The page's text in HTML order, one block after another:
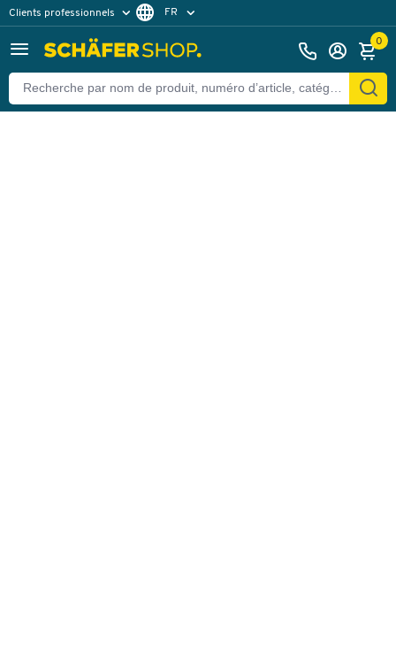
Clients professionnels
Clients particuliers
FR
0
Retour